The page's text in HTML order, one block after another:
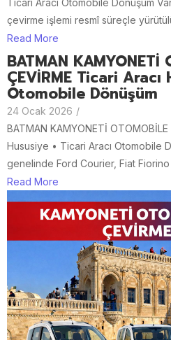
Ticari Aracı Otomobile Dönüşüm
çevirme işlemi resmî süreçle
Read More
BATMAN KAMYONETİ
ÇEVİRME Ticari
Otomobile Dönüşüm
24 Ocak 2026 /
BATMAN KAMYONETİ OTOMOBİLE
Hususiye • Ticari Aracı Otomobile
genelinde Ford Courier, Fiat Fiorino
Read More